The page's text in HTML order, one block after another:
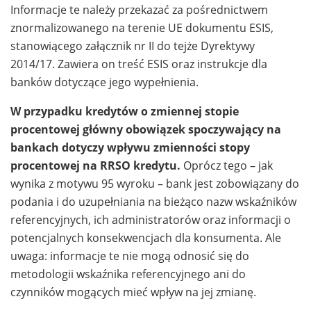
Informacje te należy przekazać za pośrednictwem
znormalizowanego na terenie UE dokumentu ESIS,
stanowiącego załącznik nr II do tejże Dyrektywy
2014/17. Zawiera on treść ESIS oraz instrukcje dla
banków dotyczące jego wypełnienia.
W przypadku kredytów o zmiennej stopie
procentowej główny obowiązek spoczywający na
bankach dotyczy wpływu zmienności stopy
procentowej na RRSO kredytu. Oprócz tego – jak
wynika z motywu 95 wyroku – bank jest zobowiązany do
podania i do uzupełniania na bieżąco nazw wskaźników
referencyjnych, ich administratorów oraz informacji o
potencjalnych konsekwencjach dla konsumenta. Ale
uwaga: informacje te nie mogą odnosić się do
metodologii wskaźnika referencyjnego ani do
czynników mogących mieć wpływ na jej zmianę.